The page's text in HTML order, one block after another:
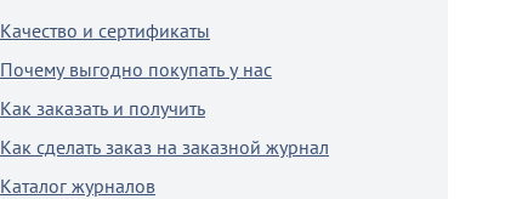
Качество и сертификаты
Почему выгодно покупать у нас
Как заказать и получить
Как сделать заказ на заказной журнал
Каталог журналов